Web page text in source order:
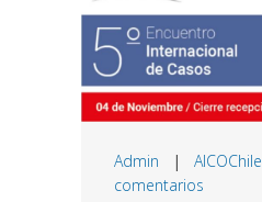
Admin | AICOChile
comentarios